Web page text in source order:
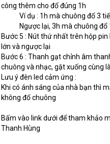
công thêm cho đổ đúng 1h
Ví dụ : 1h mà chuông đổ
Ngược lại, 3h mà chuông
Bước 5 : Nút thứ nhất trên hộp
lớn và ngược lại
Bước 6 : Thanh gạt chỉnh âm
chuông và nhạc, gặt xuống cùng
Lưu ý đèn led cảm ứng :
Khi có ánh sáng của nhà bạn thì
không đổ chuông
Bấm vào link dưới để tham khảo
Thanh Hùng